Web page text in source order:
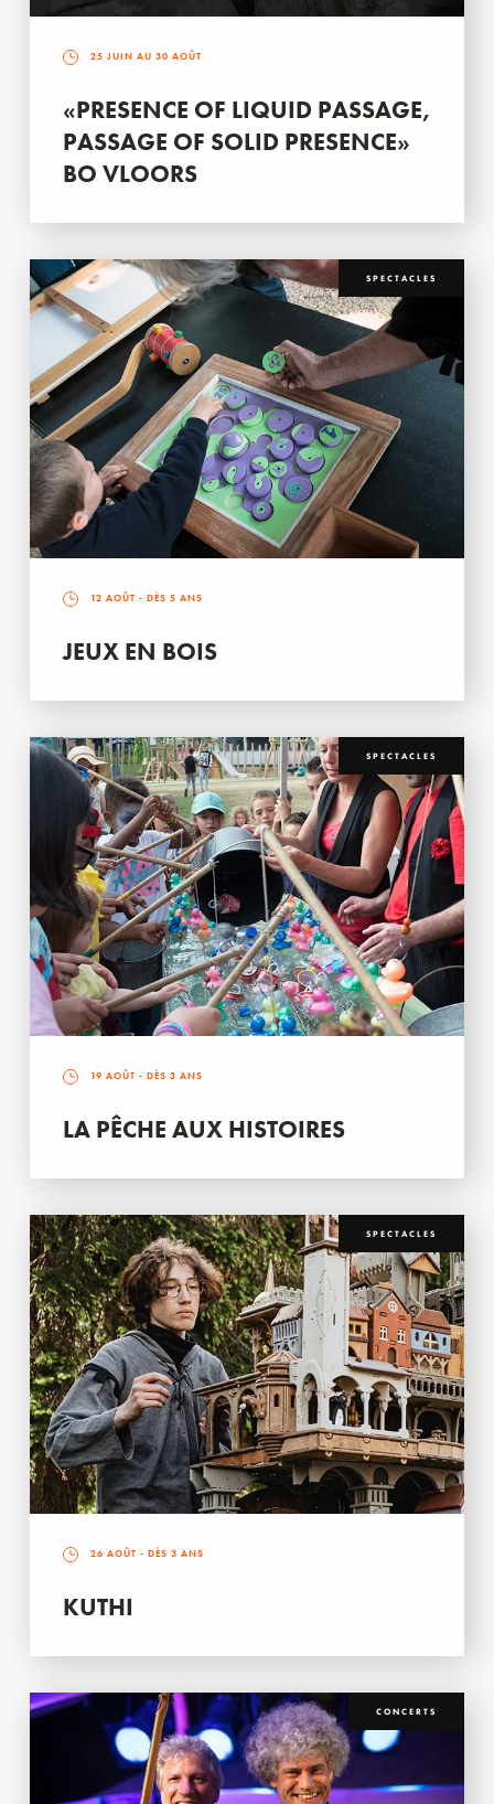
25 JUIN AU 30 AOÛT
«PRESENCE OF LIQUID PASSAGE,
PASSAGE OF SOLID PRESENCE»
BO VLOORS
SPECTACLES
12 AOÛT - DÈS 5 ANS
JEUX EN BOIS
SPECTACLES
19 AOÛT - DÈS 3 ANS
LA PÊCHE AUX HISTOIRES
SPECTACLES
26 AOÛT - DÈS 3 ANS
KUTHI
CONCERTS